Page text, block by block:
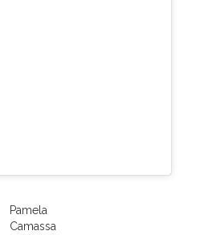
Pamela
Camassa